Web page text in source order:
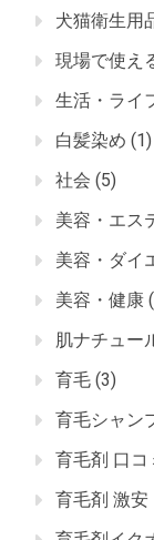
犬猫衛生用
現場で使え
生活・ライ
白髪染め (1)
社会 (5)
美容・エス
美容・ダイ
美容・健康
肌ナチュー
育毛 (3)
育毛シャン
育毛剤 口コ
育毛剤 激